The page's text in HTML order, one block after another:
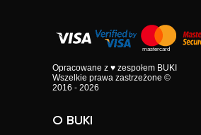
Opracowane z ♥ zespołem BUKI
Wszelkie prawa zastrzeżone ©
2016 - 2026
O BUKI